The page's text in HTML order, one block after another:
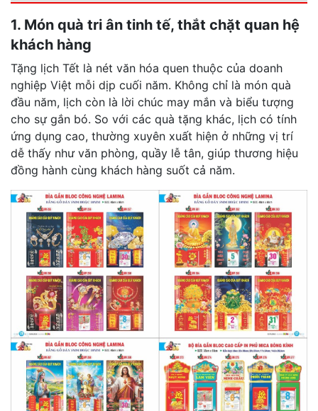
1. Món quà tri ân tinh tế, thắt chặt quan hệ
khách hàng
Tặng lịch Tết là nét văn hóa quen thuộc của doanh
nghiệp Việt mỗi dịp cuối năm. Không chỉ là món quà
đầu năm, lịch còn là lời chúc may mắn và biểu tượng
cho sự gắn bó. So với các quà tặng khác, lịch có tính
ứng dụng cao, thường xuyên xuất hiện ở những vị trí
dễ thấy như văn phòng, quầy lễ tân, giúp thương hiệu
đồng hành cùng khách hàng suốt cả năm.